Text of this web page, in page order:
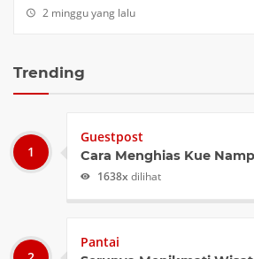
2 minggu yang lalu
Trending
Guestpost
Cara Menghias Kue
1638x dilihat
Pantai